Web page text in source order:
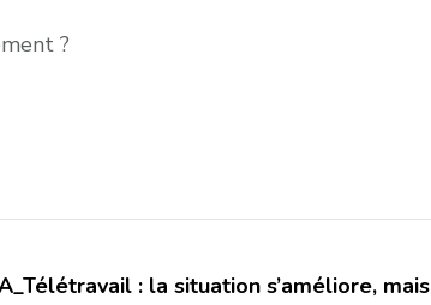
?
: la situation s’améliore, mais